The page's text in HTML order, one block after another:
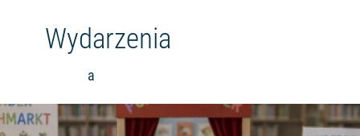
Wydarzenia
a